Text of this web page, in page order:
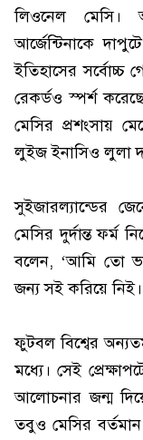
লিওনেল মেসি।
আর্জেন্টিনাকে
ইতিহাসের সর্বোচ্চ
রেকর্ডও স্পর্শ
মেসির প্রশংসায়
লুইজ ইনাসিও লুলা
সুইজারল্যান্ডের
মেসির দুর্দান্ত ফর্ম
বলেন, ‘আমি তো
জন্য সই করিয়ে
ফুটবল বিশ্বের অন্যতম
মধ্যে। সেই
আলোচনার জন্ম
তবুও মেসির